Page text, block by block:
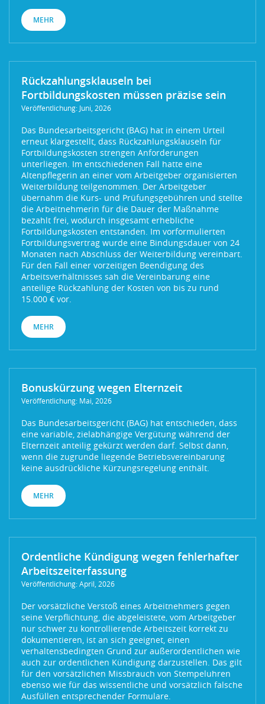
MEHR
Rückzahlungsklauseln bei
Fortbildungskosten müssen präzise sein
Veröffentlichung: Juni, 2026
Das Bundesarbeitsgericht (BAG) hat in einem Urteil
erneut klargestellt, dass Rückzahlungsklauseln für
Fortbildungskosten strengen Anforderungen
unterliegen. Im entschiedenen Fall hatte eine
Altenpflegerin an einer vom Arbeitgeber organisierten
Weiterbildung teilgenommen. Der Arbeitgeber
übernahm die Kurs- und Prüfungsgebühren und stellte
die Arbeitnehmerin für die Dauer der Maßnahme
bezahlt frei, wodurch insgesamt erhebliche
Fortbildungskosten entstanden. Im vorformulierten
Fortbildungsvertrag wurde eine Bindungsdauer von 24
Monaten nach Abschluss der Weiterbildung vereinbart.
Für den Fall einer vorzeitigen Beendigung des
Arbeitsverhältnisses sah die Vereinbarung eine
anteilige Rückzahlung der Kosten von bis zu rund
15.000 € vor.
MEHR
Bonuskürzung wegen Elternzeit
Veröffentlichung: Mai, 2026
Das Bundesarbeitsgericht (BAG) hat entschieden, dass
eine variable, zielabhängige Vergütung während der
Elternzeit anteilig gekürzt werden darf. Selbst dann,
wenn die zugrunde liegende Betriebsvereinbarung
keine ausdrückliche Kürzungsregelung enthält.
MEHR
Ordentliche Kündigung wegen fehlerhafter
Arbeitszeiterfassung
Veröffentlichung: April, 2026
Der vorsätzliche Verstoß eines Arbeitnehmers gegen
seine Verpflichtung, die abgeleistete, vom Arbeitgeber
nur schwer zu kontrollierende Arbeitszeit korrekt zu
dokumentieren, ist an sich geeignet, einen
verhaltensbedingten Grund zur außerordentlichen wie
auch zur ordentlichen Kündigung darzustellen. Das gilt
für den vorsätzlichen Missbrauch von Stempeluhren
ebenso wie für das wissentliche und vorsätzlich falsche
Ausfüllen entsprechender Formulare.